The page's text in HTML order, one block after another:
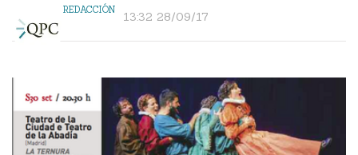
REDACCIÓN 13:32 28/09/17